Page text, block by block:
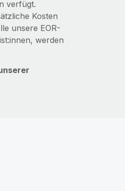
verfügt.
Kosten
unsere EOR-
werden